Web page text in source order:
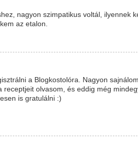
nagyon szimpatikus voltál, ilyennek
az etalon.
a Blogkostolóra. Nagyon
olvasom, és eddig még
is gratulálni :)